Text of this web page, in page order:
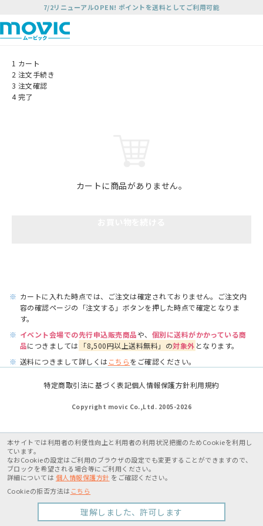
7/2リニューアルOPEN! ポイントを送料としてご利用可能
1 カート
2 注文手続き
3 注文確認
4 完了
カートに商品がありません。
※ カートに入れた時点では、ご注文は確定されておりません。ご注文内
容の確認ページの「注文する」ボタンを押した時点で確定となりま
す。
※ イベント会場での先行申込販売商品や、 個別に送料がかかっている商
品につきましては 「8,500円以上送料無料」の対象外 となります。
※ 送料につきまして詳しくはこちらをご確認ください。
特定商取引法に基づく表記個人情報保護方針利用規約
Copyright movic Co.,Ltd. 2005-2026
本サイトでは利用者の利便性向上と利用者の利用状況把握のためCookieを利用し
ています。
なおCookieの設定はご利用のブラウザの設定でも変更することができますので、
ブロックを希望される場合等にご利用ください。
詳細については 個人情報保護方針 をご確認ください。
Cookieの拒否方法は こちら
理解しました、許可します